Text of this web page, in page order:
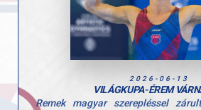
2026-06-13
VILÁGKUPA-ÉREM
Remek magyar szerepléssel